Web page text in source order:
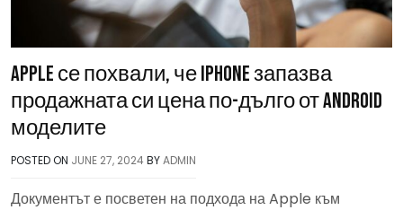
Apple се похвали, че iPhone запазва
продажната си цена по-дълго от Android
моделите
POSTED ON JUNE 27, 2024BYADMIN
Документът е посветен на подхода на Apple към